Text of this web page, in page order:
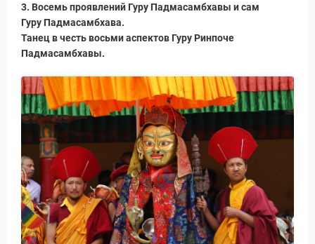
3. Восемь проявлений Гуру Падмасамбхавы и сам
Гуру Падмасамбхава.
Танец в честь восьми аспектов Гуру Ринпоче
Падмасамбхавы.